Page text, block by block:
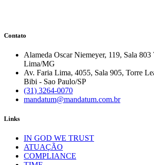
Contato
Alameda Oscar Niemeyer, 119, Sala
Lima/MG
Av. Faria Lima, 4055, Sala 905, Torre
Bibi - Sao Paulo/SP
(31) 3264-0070
mandatum@mandatum.com.br
Links
IN GOD WE TRUST
ATUAÇÃO
COMPLIANCE